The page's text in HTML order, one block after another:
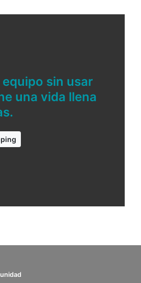
sin usar
una vida llena